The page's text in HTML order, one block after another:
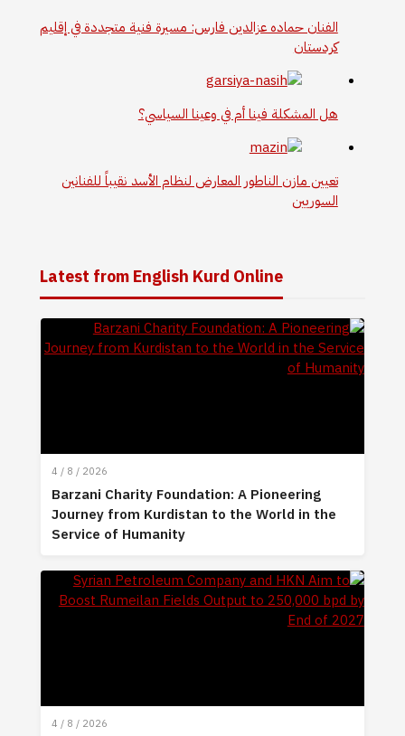
الفنان حماده عزالدين فارس: مسيرة فنية متجددة في إقليم
كردستان
هل المشكلة فينا أم في وعينا السياسي؟
تعيين مازن الناطور المعارض لنظام الأسد نقيباً للفنانين
السوريين
Latest from English Kurd Online
4 / 8 / 2026
Barzani Charity Foundation: A Pioneering
Journey from Kurdistan to the World in the
Service of Humanity
4 / 8 / 2026